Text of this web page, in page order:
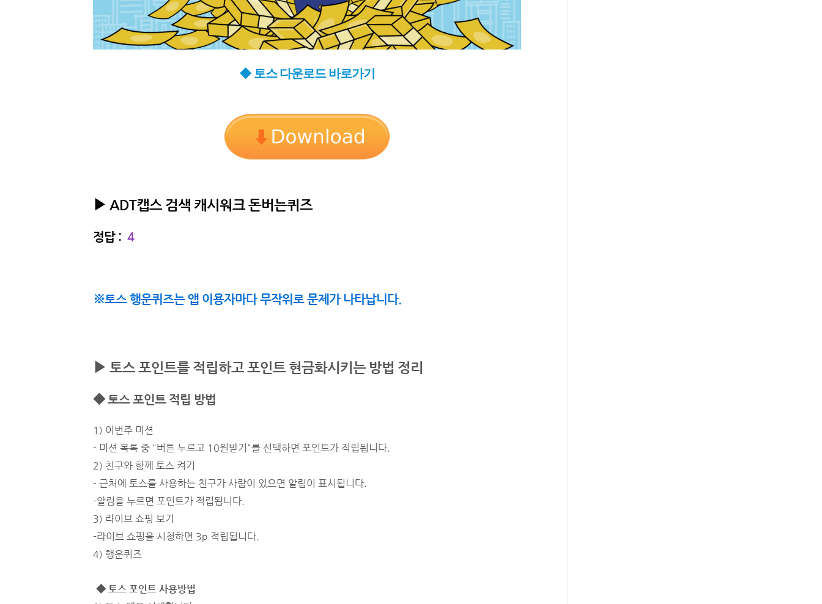
◆ 토스 다운로드 바로가기
▶ ADT캡스 검색 캐시워크 돈버는퀴즈
정답 : 4
※토스 행운퀴즈는 앱 이용자마다 무작위로 문제가 나타납니다.
▶ 토스 포인트를 적립하고 포인트 현금화시키는 방법 정리
◆ 토스 포인트 적립 방법
1) 이번주 미션
- 미션 목록 중 "버튼 누르고 10원받기"를 선택하면 포인트가 적립됩니다.
2) 친구와 함께 토스 켜기
- 근처에 토스를 사용하는 친구가 사람이 있으면 알림이 표시됩니다.
-알림을 누르면 포인트가 적립됩니다.
3) 라이브 쇼핑 보기
-라이브 쇼핑을 시청하면 3p 적립됩니다.
4) 행운퀴즈
◆ 토스 포인트 사용방법